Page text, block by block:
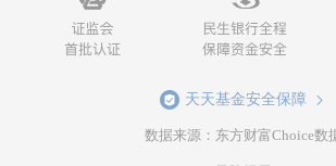
天天基金安全保障
数据来源：东方财富Choice数